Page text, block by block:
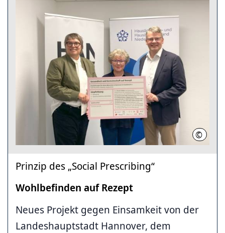
© LHH
Prinzip des „Social Prescribing“
Wohlbefinden auf Rezept
Neues Projekt gegen Einsamkeit von der
Landeshauptstadt Hannover, dem